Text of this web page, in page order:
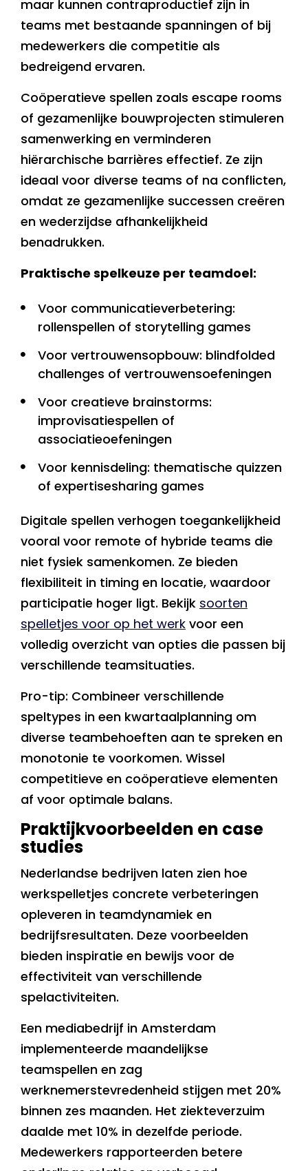
maar kunnen contraproductief zijn in
teams met bestaande spanningen of bij
medewerkers die competitie als
bedreigend ervaren.
Coöperatieve spellen zoals escape rooms
of gezamenlijke bouwprojecten stimuleren
samenwerking en verminderen
hiërarchische barrières effectief. Ze zijn
ideaal voor diverse teams of na conflicten,
omdat ze gezamenlijke successen creëren
en wederzijdse afhankelijkheid
benadrukken.
Praktische spelkeuze per teamdoel:
Voor communicatieverbetering:
rollenspellen of storytelling games
Voor vertrouwensopbouw: blindfolded
challenges of vertrouwensoefeningen
Voor creatieve brainstorms:
improvisatiespellen of
associatieoefeningen
Voor kennisdeling: thematische quizzen
of expertisesharing games
Digitale spellen verhogen toegankelijkheid
vooral voor remote of hybride teams die
niet fysiek samenkomen. Ze bieden
flexibiliteit in timing en locatie, waardoor
participatie hoger ligt. Bekijk soorten
spelletjes voor op het werk voor een
volledig overzicht van opties die passen bij
verschillende teamsituaties.
Pro-tip: Combineer verschillende
speltypes in een kwartaalplanning om
diverse teambehoeften aan te spreken en
monotonie te voorkomen. Wissel
competitieve en coöperatieve elementen
af voor optimale balans.
Praktijkvoorbeelden en case
studies
Nederlandse bedrijven laten zien hoe
werkspelletjes concrete verbeteringen
opleveren in teamdynamiek en
bedrijfsresultaten. Deze voorbeelden
bieden inspiratie en bewijs voor de
effectiviteit van verschillende
spelactiviteiten.
Een mediabedrijf in Amsterdam
implementeerde maandelijkse
teamspellen en zag
werknemerstevredenheid stijgen met 20%
binnen zes maanden. Het ziekteverzuim
daalde met 10% in dezelfde periode.
Medewerkers rapporteerden betere